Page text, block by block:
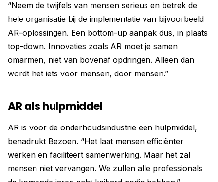
“Neem de twijfels van mensen serieus en betrek de
hele organisatie bij de implementatie van bijvoorbeeld
AR-oplossingen. Een bottom-up aanpak dus, in plaats
top-down. Innovaties zoals AR moet je samen
omarmen, niet van bovenaf opdringen. Alleen dan
wordt het iets voor mensen, door mensen.”
AR als hulpmiddel
AR is voor de onderhoudsindustrie een hulpmiddel,
benadrukt Bezoen. “Het laat mensen efficiënter
werken en faciliteert samenwerking. Maar het zal
mensen niet vervangen. We zullen alle professionals